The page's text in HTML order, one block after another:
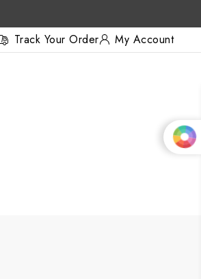
Track Your Order My Account